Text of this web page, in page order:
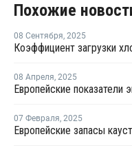
Похожие
08 Сентября, 2025
08 Апреля, 2025
07 Февраля, 2025
Европейские запасы